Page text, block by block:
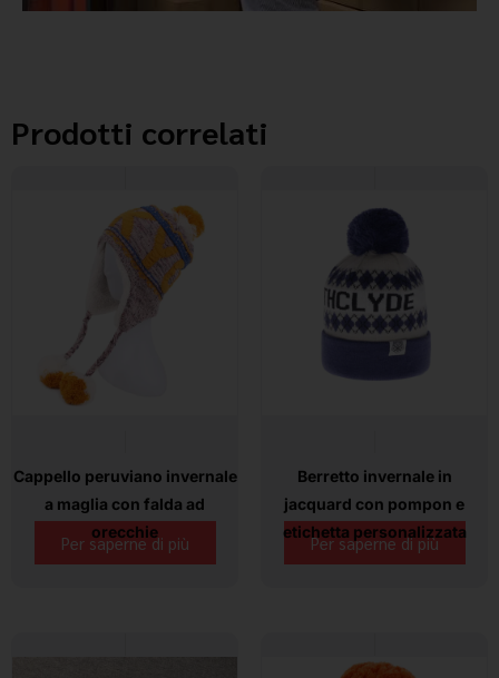
Prodotti correlati
Cappello peruviano invernale
a maglia con falda ad
orecchie
Per saperne di più
Berretto invernale in
jacquard con pompon e
etichetta personalizzata
Per saperne di più